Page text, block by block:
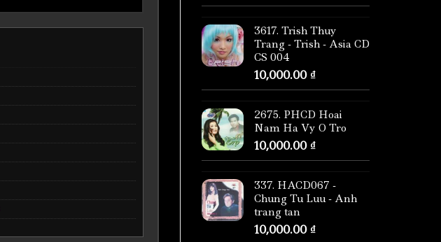
3617. Trish Thuy
Trang - Trish - Asia CD
CS 004
10,000.00 ₫
2675. PHCD Hoai
Nam Ha Vy O Tro
10,000.00 ₫
337. HACD067 -
Chung Tu Luu - Anh
trang tan
10,000.00 ₫